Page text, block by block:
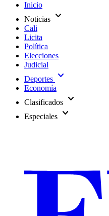
Inicio
Noticias expand_more
Cali
Licita
Política
Elecciones
Judicial
Deportes expand_more
Economía
Clasificados expand_more
Especiales expand_more